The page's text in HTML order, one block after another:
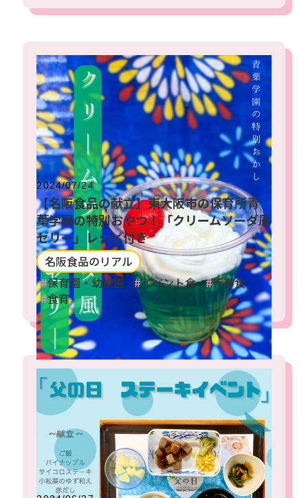
2024/07/24
【名阪食品の献立】東大阪市の保育所青
葉学園の特別おやつ！「クリームソーダ風
ゼリー」レシピ付き
名阪食品のリアル
保育園・幼稚園
イベント食
行事食
食育